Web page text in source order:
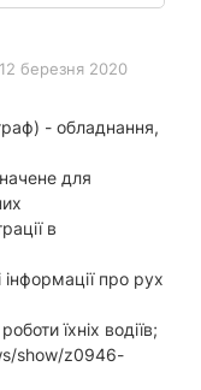
12 березня 2020
- обладнання,
для
в
про рух
їхніх водіїв;
show/z0946-